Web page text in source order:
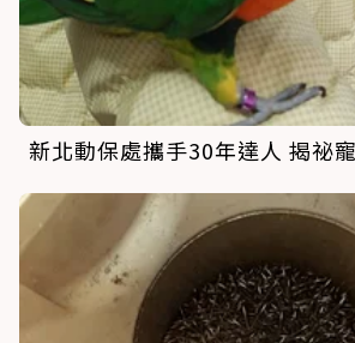
新北動保處攜手30年達人 揭祕